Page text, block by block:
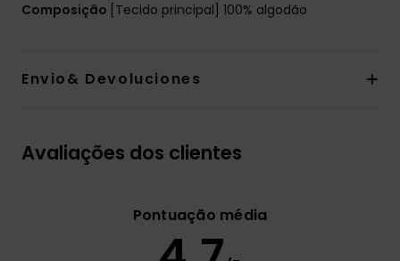
Composição [Tecido principal] 100% algodão
Envio& Devoluciones
Avaliações dos clientes
Pontuação média